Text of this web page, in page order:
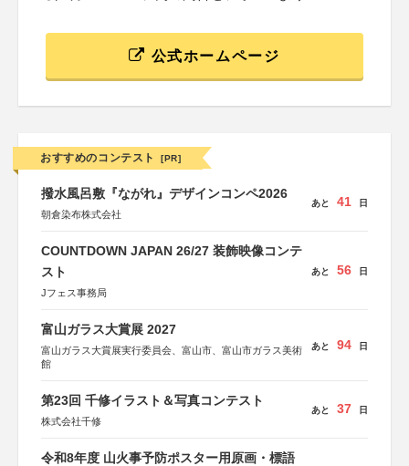
公式ホームページ
おすすめのコンテスト [PR]
撥水風呂敷『ながれ』デザインコンペ2026
朝倉染布株式会社
あと 41 日
COUNTDOWN JAPAN 26/27 装飾映像コンテ
スト
Jフェス事務局
あと 56 日
富山ガラス大賞展 2027
富山ガラス大賞展実行委員会、富山市、富山市ガラス美術
館
あと 94 日
第23回 千修イラスト＆写真コンテスト
株式会社千修
あと 37 日
令和8年度 山火事予防ポスター用原画・標語